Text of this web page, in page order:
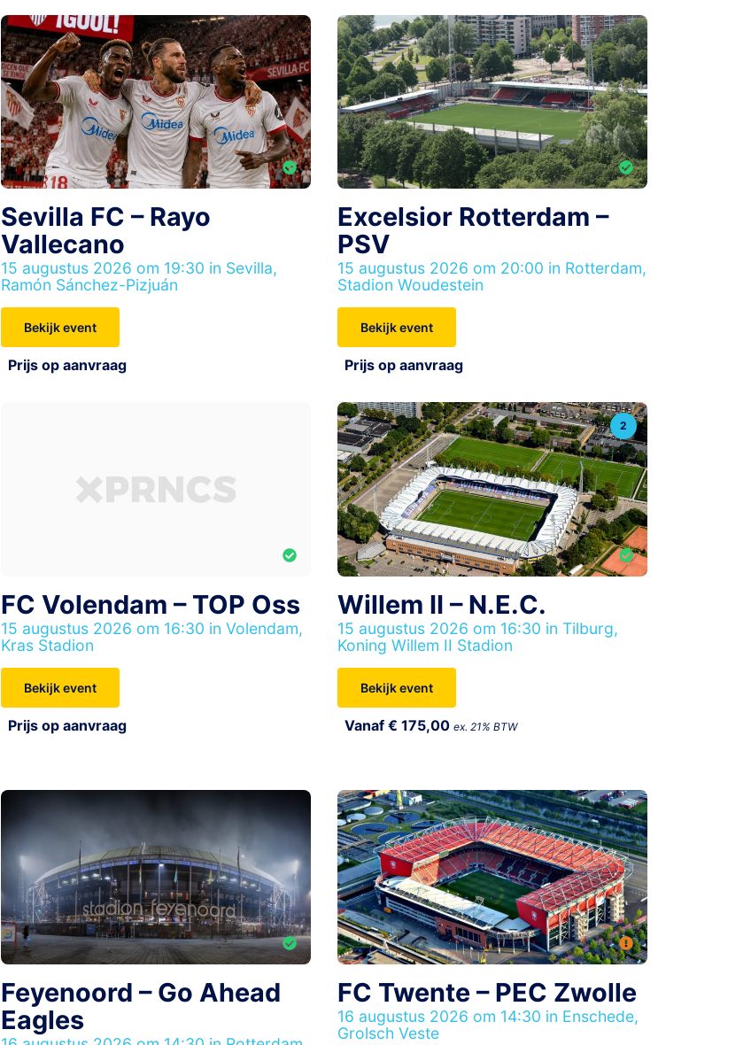
Sevilla FC – Rayo
Vallecano
15 augustus 2026 om 19:30 in Sevilla,
Ramón Sánchez-Pizjuán
Bekijk event
Prijs op aanvraag
Excelsior Rotterdam –
PSV
15 augustus 2026 om 20:00 in Rotterdam,
Stadion Woudestein
Bekijk event
Prijs op aanvraag
FC Volendam – TOP Oss
15 augustus 2026 om 16:30 in Volendam,
Kras Stadion
Bekijk event
Prijs op aanvraag
Willem II – N.E.C.
15 augustus 2026 om 16:30 in Tilburg,
Koning Willem II Stadion
Bekijk event
Vanaf € 175,00 ex. 21% BTW
2
Feyenoord – Go Ahead
Eagles
FC Twente – PEC Zwolle
16 augustus 2026 om 14:30 in Enschede,
Grolsch Veste